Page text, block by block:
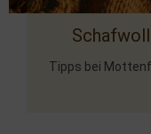
Tipps bei